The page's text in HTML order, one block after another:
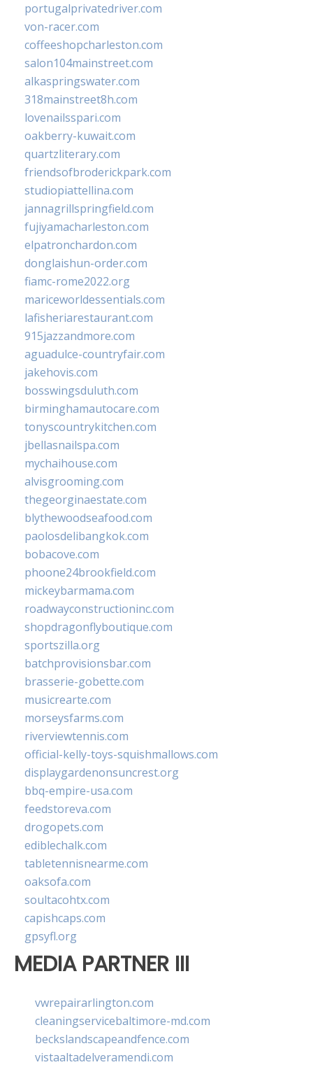
portugalprivatedriver.com
von-racer.com
coffeeshopcharleston.com
salon104mainstreet.com
alkaspringswater.com
318mainstreet8h.com
lovenailsspari.com
oakberry-kuwait.com
quartzliterary.com
friendsofbroderickpark.com
studiopiattellina.com
jannagrillspringfield.com
fujiyamacharleston.com
elpatronchardon.com
donglaishun-order.com
fiamc-rome2022.org
mariceworldessentials.com
lafisheriarestaurant.com
915jazzandmore.com
aguadulce-countryfair.com
jakehovis.com
bosswingsduluth.com
birminghamautocare.com
tonyscountrykitchen.com
jbellasnailspa.com
mychaihouse.com
alvisgrooming.com
thegeorginaestate.com
blythewoodseafood.com
paolosdelibangkok.com
bobacove.com
phoone24brookfield.com
mickeybarmama.com
roadwayconstructioninc.com
shopdragonflyboutique.com
sportszilla.org
batchprovisionsbar.com
brasserie-gobette.com
musicrearte.com
morseysfarms.com
riverviewtennis.com
official-kelly-toys-squishmallows.com
displaygardenonsuncrest.org
bbq-empire-usa.com
feedstoreva.com
drogopets.com
ediblechalk.com
tabletennisnearme.com
oaksofa.com
soultacohtx.com
capishcaps.com
gpsyfl.org
MEDIA PARTNER III
vwrepairarlington.com
cleaningservicebaltimore-md.com
beckslandscapeandfence.com
vistaaltadelveramendi.com